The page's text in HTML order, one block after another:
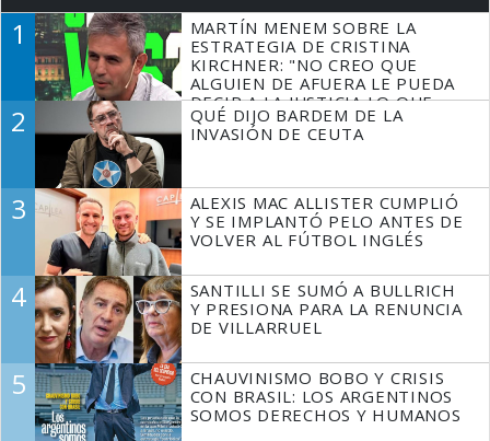
1
MARTÍN MENEM SOBRE LA
ESTRATEGIA DE CRISTINA
KIRCHNER: "NO CREO QUE
ALGUIEN DE AFUERA LE PUEDA
DECIR A LA JUSTICIA LO QUE
TIENE QUE HACER"
2
QUÉ DIJO BARDEM DE LA
INVASIÓN DE CEUTA
3
ALEXIS MAC ALLISTER CUMPLIÓ
Y SE IMPLANTÓ PELO ANTES DE
VOLVER AL FÚTBOL INGLÉS
4
SANTILLI SE SUMÓ A BULLRICH
Y PRESIONA PARA LA RENUNCIA
DE VILLARRUEL
5
CHAUVINISMO BOBO Y CRISIS
CON BRASIL: LOS ARGENTINOS
SOMOS DERECHOS Y HUMANOS